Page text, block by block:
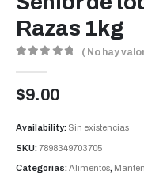
Razas 1kg
( No hay
$9.00
Availability: Sin existencias
SKU:7898349703705
Categorías:Alimentos,